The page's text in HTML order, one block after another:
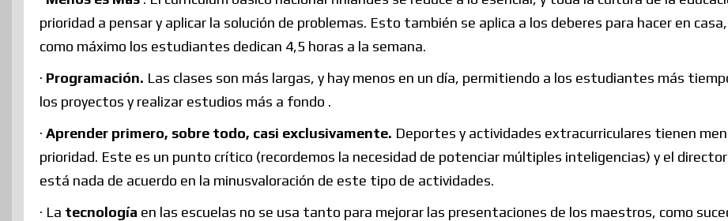
prioridad a pensar y aplicar la solución de problemas. Esto también se aplica a los deberes para hacer en
como máximo los estudiantes dedican 4,5 horas a la semana.
· Programación. Las clases son más largas, y hay menos en un día, permitiendo a los estudiantes más
los proyectos y realizar estudios más a fondo .
· Aprender primero, sobre todo, casi exclusivamente. Deportes y actividades extracurriculares tienen
prioridad. Este es un punto crítico (recordemos la necesidad de potenciar múltiples inteligencias) y el
está nada de acuerdo en la minusvaloración de este tipo de actividades.
· La tecnología en las escuelas no se usa tanto para mejorar las presentaciones de los maestros, como